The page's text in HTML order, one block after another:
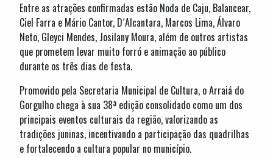
Entre as atrações confirmadas estão Noda de Caju, Balancear,
Ciel Farra e Mário Cantor, D´Alcantara, Marcos Lima, Álvaro
Neto, Gleyci Mendes, Josilany Moura, além de outros artistas
que prometem levar muito forró e animação ao público
durante os três dias de festa.
Promovido pela Secretaria Municipal de Cultura, o Arraiá do
Gorgulho chega à sua 38ª edição consolidado como um dos
principais eventos culturais da região, valorizando as
tradições juninas, incentivando a participação das quadrilhas
e fortalecendo a cultura popular no município.